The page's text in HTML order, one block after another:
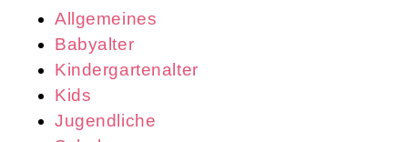
Allgemeines
Babyalter
Kindergartenalter
Kids
Jugendliche